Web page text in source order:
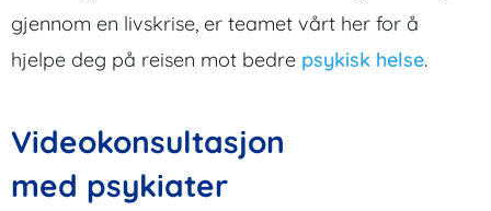
gjennom en livskrise, er teamet vårt her for å
hjelpe deg på reisen mot bedre psykisk helse.
Videokonsultasjon
med psykiater